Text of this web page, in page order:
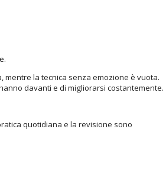
la tecnica senza emozione è vuota.
davanti e di migliorarsi costantemente.
quotidiana e la revisione sono